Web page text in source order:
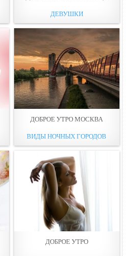
ДЕВУШКИ
ДОБРОЕ УТРО МОСКВА
ВИДЫ НОЧНЫХ ГОРОДОВ
ДОБРОЕ УТРО